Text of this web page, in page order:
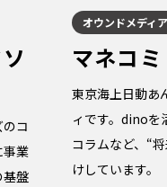
コ
事業
基盤
オウンドメディア
マネコミ
東京海上日動あ
ィです。dinoを
コラムなど、“
けしています。